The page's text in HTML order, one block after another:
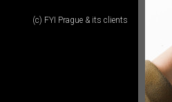
(c) FYI Prague & its clients